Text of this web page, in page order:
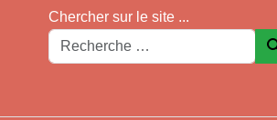
Chercher sur le site ...